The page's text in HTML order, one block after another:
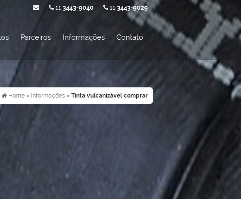
11 3443-9029
11 3443-9040
Parceiros Informações Contato
Home » Informações » Tinta vulcanizável comprar